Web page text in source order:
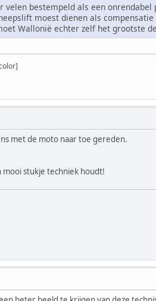
bestempeld als een
moest dienen als
Wallonië echter zelf het grootste
met de moto naar toe gereden.
mooi stukje techniek houdt!